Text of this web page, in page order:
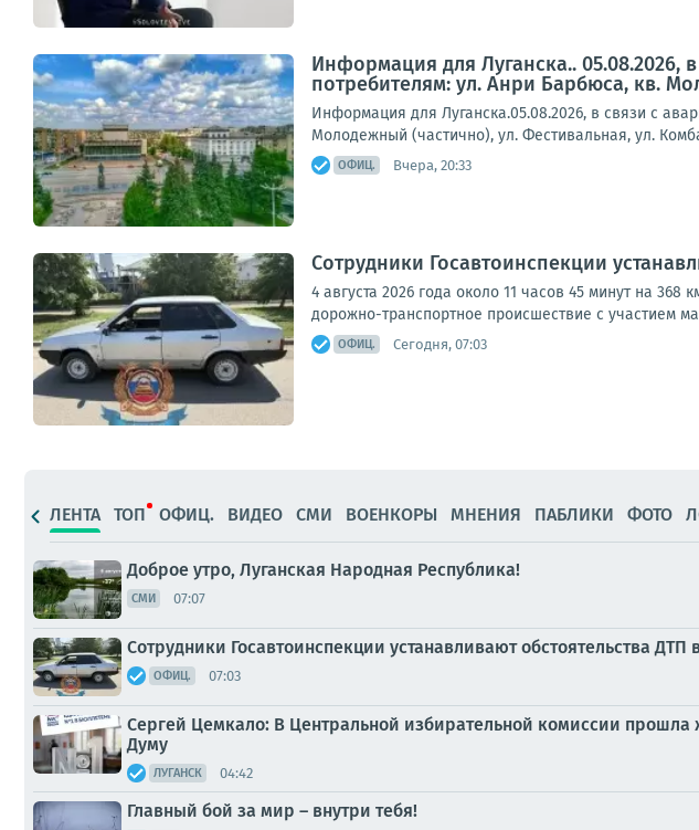
Информация для Луганска.. 05.08.2026,
потребителям: ул. Анри Барбюса, кв.
Информация для Луганска.05.08.2026, в связи с
Молодежный (частично), ул. Фестивальная, ул.
ОФИЦ. Вчера, 20:33
Сотрудники Госавтоинспекции
4 августа 2026 года около 11 часов 45 минут на
дорожно-транспортное происшествие с участием
ОФИЦ. Сегодня, 07:03
ЛЕНТА ТОП ОФИЦ. ВИДЕО СМИ ВОЕНКОРЫ МНЕНИЯ ПАБЛИКИ ФОТО
Доброе утро, Луганская Народная Республика!
СМИ 07:07
Сотрудники Госавтоинспекции устанавливают обстоятельства
ОФИЦ. 07:03
Сергей Цемкало: В Центральной избирательной комиссии
Думу
ЛУГАНСК 04:42
Главный бой за мир – внутри тебя!